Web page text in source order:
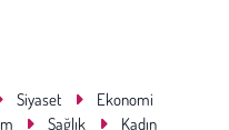
Siyaset
Ekonomi
Sağlık
Kadın